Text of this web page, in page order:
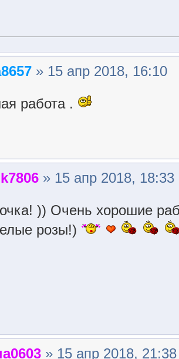
» 15 апр 2018, 16:10
работа .
» 15 апр 2018, 18:33
)) Очень хорошие
розы!)
» 15 апр 2018, 21:38